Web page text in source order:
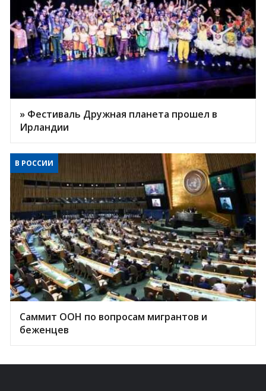
» Фестиваль Дружная планета прошел в
Ирландии
В РОССИИ
Саммит ООН по вопросам мигрантов и
беженцев